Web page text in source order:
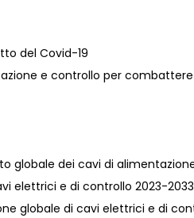
del Covid-19
e controllo per
globale dei cavi di
elettrici e di controllo 2023-2033
globale di cavi elettrici e di